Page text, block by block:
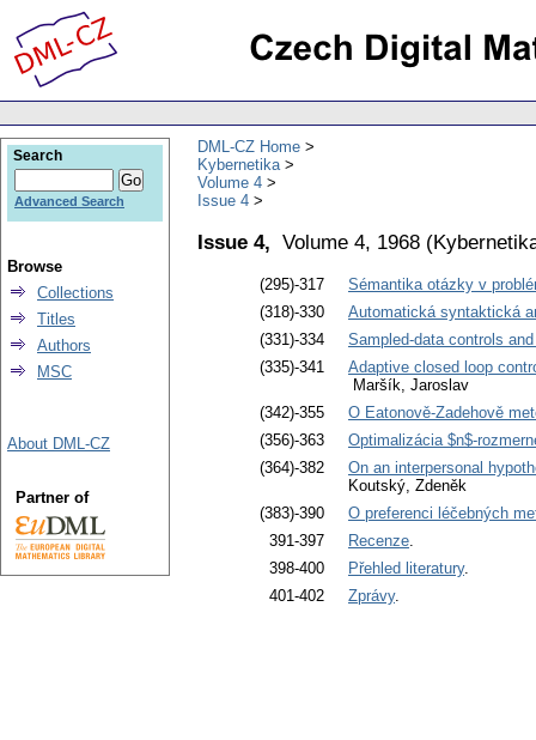
DML-CZ Home
Kybernetika
Volume 4
Issue 4
Issue 4, Volume 4, 1968 (
(295)-317
Sémantika otázky v
(318)-330
Automatická syntaktická
(331)-334
Sampled-data controls
(335)-341
Adaptive closed loop
Maršík, Jaroslav
(342)-355
O Eatonově-Zadehově
(356)-363
Optimalizácia $n$-
(364)-382
On an interpersonal
Koutský, Zdeněk
(383)-390
O preferenci léčebných
391-397
Recenze.
398-400
Přehled literatury.
401-402
Zprávy.
Search
Advanced Search
Browse
Collections
Titles
Authors
MSC
About DML-CZ
Partner of